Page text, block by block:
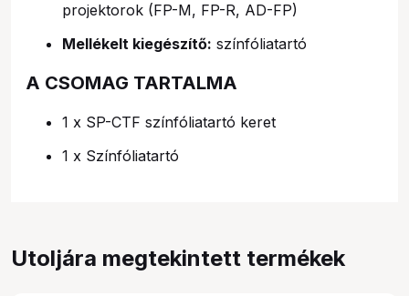
projektorok (FP-M, FP-R, AD-FP)
Mellékelt kiegészítő: színfóliatartó
A CSOMAG TARTALMA
1 x SP-CTF színfóliatartó keret
1 x Színfóliatartó
Utoljára megtekintett termékek